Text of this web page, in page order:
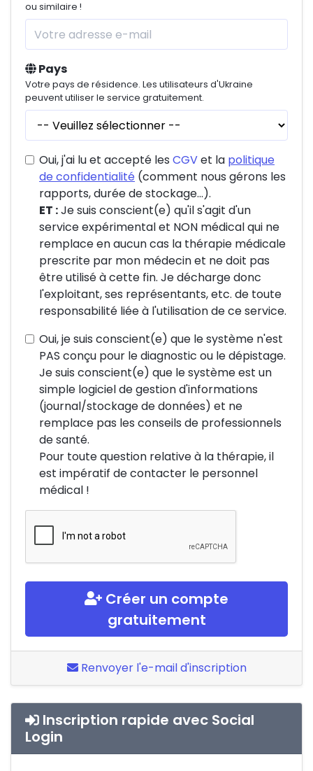
ou similaire !
Pays
Votre pays de résidence. Les utilisateurs d'Ukraine
peuvent utiliser le service gratuitement.
Oui, j'ai lu et accepté les CGVet la politique
de confidentialité (comment nous gérons les
rapports, durée de stockage...).
ET :Je suis conscient(e) qu'il s'agit d'un
service expérimental et NON médical qui ne
remplace en aucun cas la thérapie médicale
prescrite par mon médecin et ne doit pas
être utilisé à cette fin. Je décharge donc
l'exploitant, ses représentants, etc. de toute
responsabilité liée à l'utilisation de ce service.
Oui, je suis conscient(e) que le système n'est
PAS conçu pour le diagnostic ou le dépistage.
Je suis conscient(e) que le système est un
simple logiciel de gestion d'informations
(journal/stockage de données) et ne
remplace pas les conseils de professionnels
de santé.
Pour toute question relative à la thérapie, il
est impératif de contacter le personnel
médical !
Créer un compte
gratuitement
Renvoyer l'e-mail d'inscription
Inscription rapide avec Social
Login